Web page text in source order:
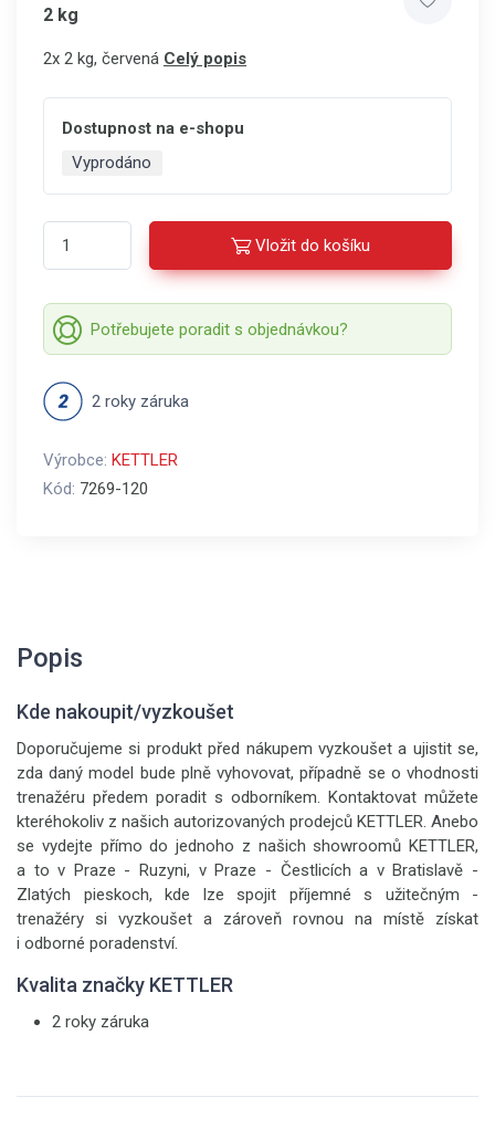
2 kg
2x 2 kg, červená Celý popis
Dostupnost na e-shopu
Vyprodáno
Vložit do košíku
Potřebujete poradit s objednávkou?
2 roky záruka
Výrobce: KETTLER
Kód: 7269-120
Popis
Kde nakoupit/vyzkoušet
Doporučujeme si produkt před nákupem vyzkoušet a ujistit se,
zda daný model bude plně vyhovovat, případně se o vhodnosti
trenažéru předem poradit s odborníkem. Kontaktovat můžete
kteréhokoliv z našich autorizovaných prodejců KETTLER. Anebo
se vydejte přímo do jednoho z našich showroomů KETTLER,
a to v Praze - Ruzyni, v Praze - Čestlicích a v Bratislavě -
Zlatých pieskoch, kde lze spojit příjemné s užitečným -
trenažéry si vyzkoušet a zároveň rovnou na místě získat
i odborné poradenství.
Kvalita značky KETTLER
2 roky záruka